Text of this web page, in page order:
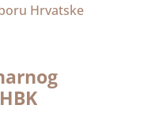
Hrvatske